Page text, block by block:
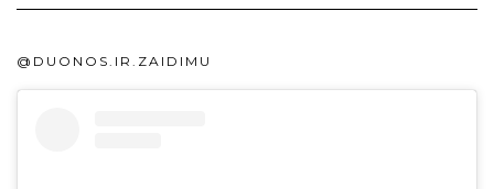
@DUONOS.IR.ZAIDIMU